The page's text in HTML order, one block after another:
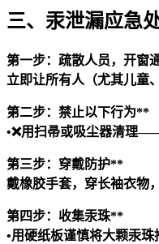
三、汞泄漏应急
第一步：疏散人员，开窗
立即让所有人（尤其儿童
第二步：禁止以下行为**
•❌用扫帚或吸尘器清理
第三步：穿戴防护**
戴橡胶手套，穿长袖衣物
第四步：收集汞珠**
•用硬纸板谨慎将大颗汞